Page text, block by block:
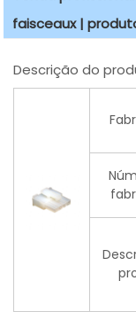
faisceaux |
Descrição do